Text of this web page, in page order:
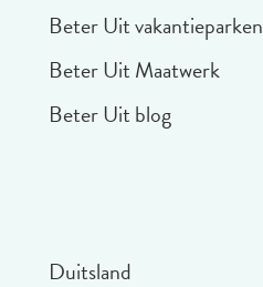
Beter Uit vakantieparken
Beter Uit Maatwerk
Beter Uit blog
Duitsland